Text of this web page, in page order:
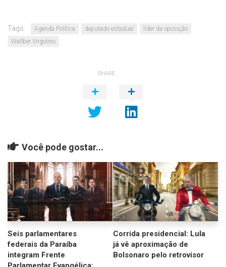
Tags: Agenda Política deputado estadual
líder da oposição
Wallber Virgolino
SHARE
Você pode gostar...
Seis parlamentares
federais da Paraíba
integram Frente
Corrida presidencial: Lula
já vê aproximação de
Bolsonaro pelo retrovisor